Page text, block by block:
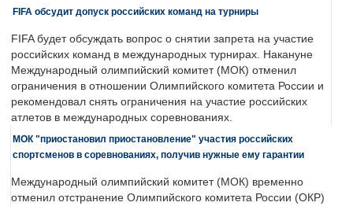
FIFA обсудит допуск российских команд на турниры
FIFA будет обсуждать вопрос о снятии запрета на участие
российских команд в международных турнирах. Накануне
Международный олимпийский комитет (МОК) отменил
ограничения в отношении Олимпийского комитета России и
рекомендовал снять ограничения на участие российских
атлетов в международных соревнованиях.
МОК "приостановил приостановление" участия российских
спортсменов в соревнованиях, получив нужные ему гарантии
Международный олимпийский комитет (МОК) временно
отменил отстранение Олимпийского комитета России (ОКР)